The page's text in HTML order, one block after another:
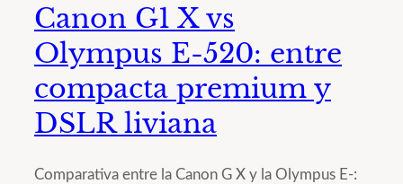
Canon G1 X vs
Olympus E-520: entre
compacta premium y
DSLR liviana
Comparativa entre la Canon G X y la Olympus E-: